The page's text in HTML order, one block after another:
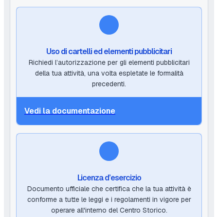
Uso di cartelli ed elementi pubblicitari
Richiedi l’autorizzazione per gli elementi pubblicitari
della tua attività, una volta espletate le formalità
precedenti.
Vedi la documentazione
Licenza d’esercizio
Documento ufficiale che certifica che la tua attività è
conforme a tutte le leggi e i regolamenti in vigore per
operare all'interno del Centro Storico.